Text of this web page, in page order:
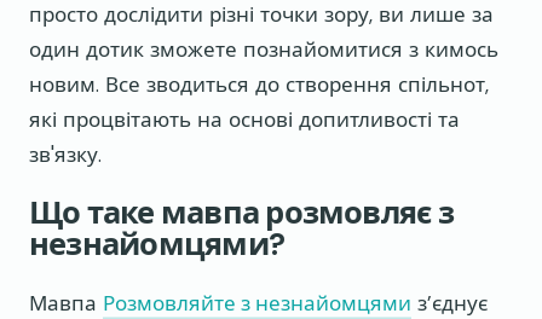
просто дослідити різні точки зору, ви лише за
один дотик зможете познайомитися з кимось
новим. Все зводиться до створення спільнот,
які процвітають на основі допитливості та
зв'язку.
Що таке мавпа розмовляє з
незнайомцями?
Мавпа Розмовляйте з незнайомцями з’єднує